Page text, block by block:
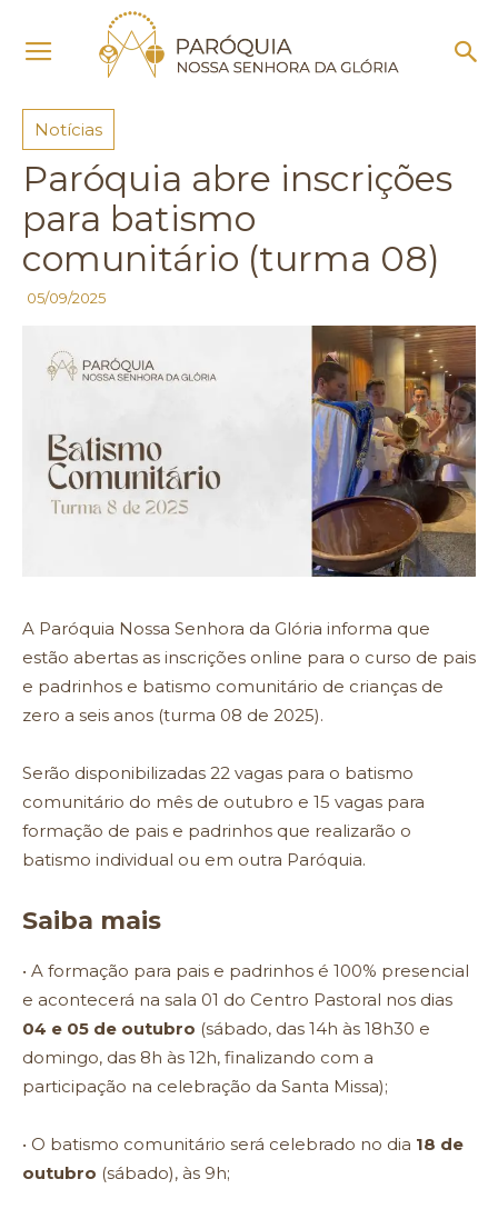
Notícias
Notícias
Paróquia abre inscrições
para batismo
comunitário (turma 08)
05/09/2025
A Paróquia Nossa Senhora da Glória informa que
estão abertas as inscrições online para o curso de pais
e padrinhos e batismo comunitário de crianças de
zero a seis anos (turma 08 de 2025).
Serão disponibilizadas 22 vagas para o batismo
comunitário do mês de outubro e 15 vagas para
formação de pais e padrinhos que realizarão o
batismo individual ou em outra Paróquia.
Saiba mais
• A formação para pais e padrinhos é 100% presencial
e acontecerá na sala 01 do Centro Pastoral nos dias
04 e 05 de outubro (sábado, das 14h às 18h30 e
domingo, das 8h às 12h, finalizando com a
participação na celebração da Santa Missa);
• O batismo comunitário será celebrado no dia 18 de
outubro (sábado), às 9h;